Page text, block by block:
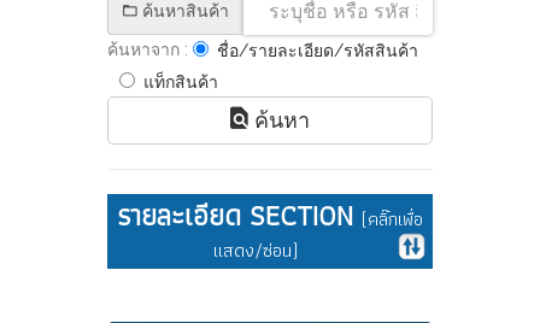
ค้นหาสินค้า
ค้นหาจาก :
ชื่อ/รายละเอียด/รหัสสินค้า
แท็กสินค้า
ค้นหา
รายละเอียด SECTION (คลิ๊กเพื่อ
แสดง/ซ่อน)